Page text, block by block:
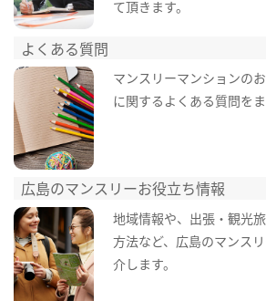
て頂きます。
よくある質問
マンスリーマンションの
に関するよくある質問をま
広島のマンスリーお役立ち情報
地域情報や、出張・観光
方法など、広島のマンス
介します。